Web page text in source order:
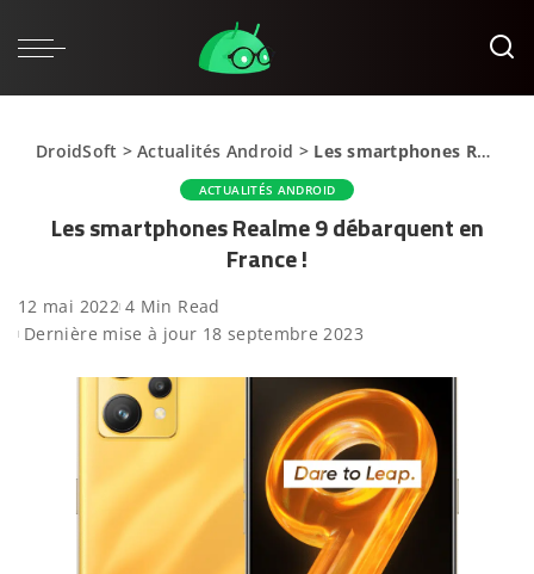
DroidSoft >Actualités Android > Les smartphones Realme 9 débarquent en France !
ACTUALITÉS ANDROID
Les smartphones Realme 9 débarquent en
France !
12 mai 2022 4 Min Read
Dernière mise à jour 18 septembre 2023